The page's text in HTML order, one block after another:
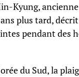
Kyung,
plus tard,
pendant des
du Sud, la